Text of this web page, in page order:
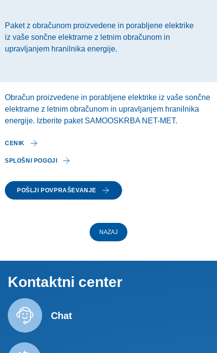
Paket z obračunom proizvedene in porabljene elektrike
iz vaše sončne elektrarne z letnim obračunom in
upravljanjem hranilnika energije.
Obračun proizvedene in porabljene elektrike iz vaše sončne
elektrarne z letnim obračunom in upravljanjem hranilnika
energije. Izberite paket SAMOOSKRBA NET-MET.
CENIK
SPLOŠNI POGOJI
POŠLJI POVPRAŠEVANJE
NAZAJ
Kontaktni center
Chat